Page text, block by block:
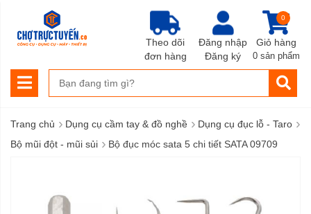
Đăng nhập
Đăng ký
Giỏ hàng
0
0 sản phẩm
Theo dõi
đơn hàng
Trang chủ › Dụng cụ cầm tay & đồ nghề › Dụng cụ đục lỗ - Taro ›
Bộ mũi đột - mũi sủi › Bộ đục móc sata 5 chi tiết SATA 09709